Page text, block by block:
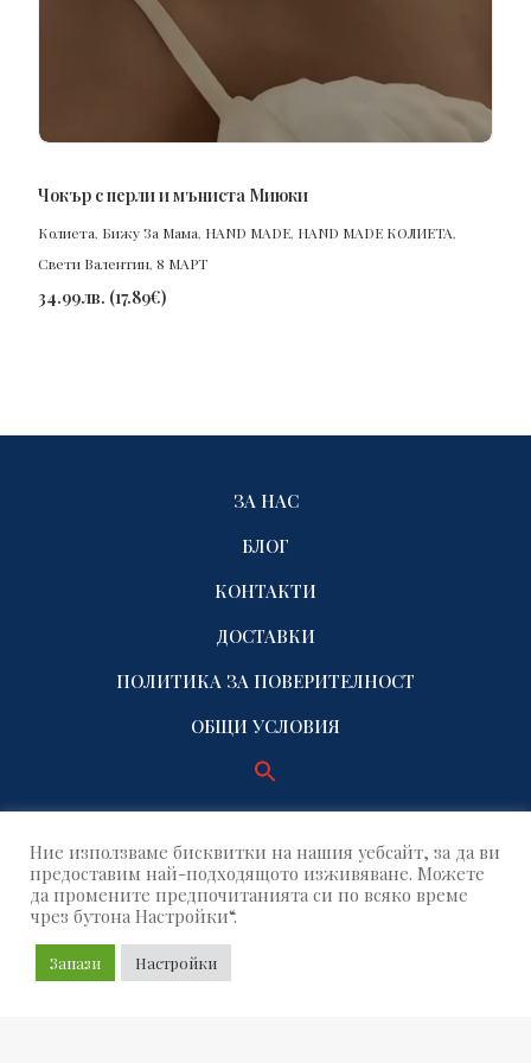
ПОРЪЧАЙ
Чокър с перли и мъниста Миюки
Колиета, Бижу За Мама, HAND MADE, HAND MADE КОЛИЕТА,
Свети Валентин, 8 МАРТ
34.99лв. (17.89€)
ЗА НАС
БЛОГ
КОНТАКТИ
ДОСТАВКИ
ПОЛИТИКА ЗА ПОВЕРИТЕЛНОСТ
ОБЩИ УСЛОВИЯ
© 2021 Name Factory. All rights reserved!
Build by OUTSOURCE GRID
Ние използваме бисквитки на нашия уебсайт, за да ви
предоставим най-подходящото изживяване. Можете
да промените предпочитанията си по всяко време
чрез бутона Настройки“.
Запази Настройки